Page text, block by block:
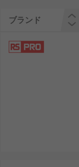
更、安全のための
ブランド